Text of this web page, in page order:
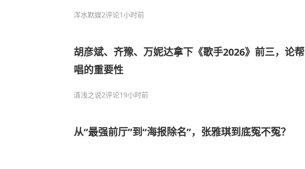
浑水默娱2评论1小时前
胡彦斌、齐豫、万妮达拿下《歌手2026》前三，论帮
唱的重要性
清浅之说2评论19小时前
从“最强前厅”到“海报除名”，张雅琪到底冤不冤？